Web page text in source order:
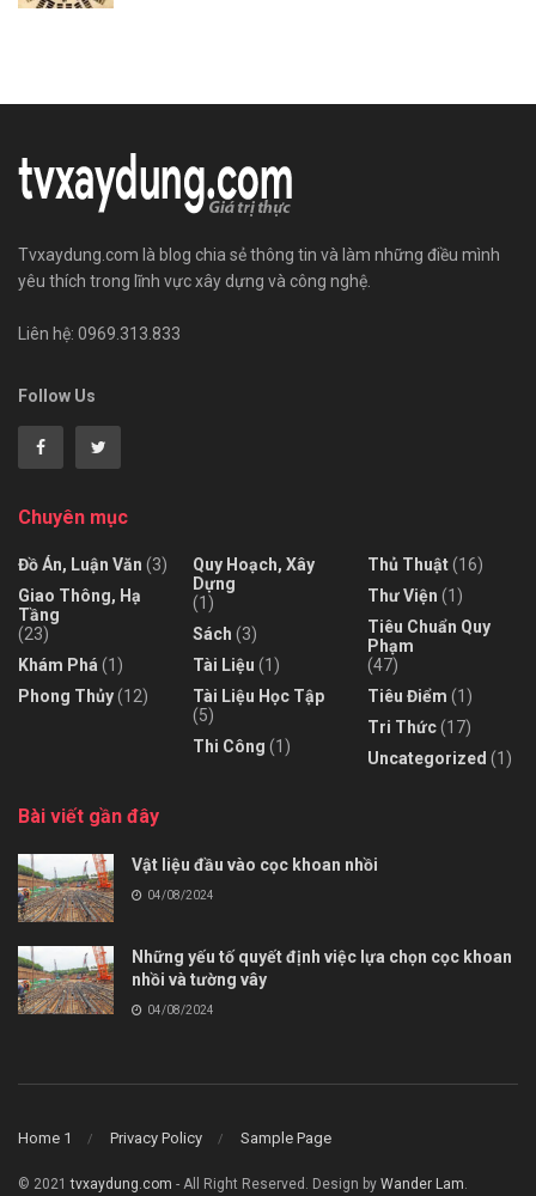
Tvxaydung.com là blog chia sẻ thông tin và làm những điều mình
yêu thích trong lĩnh vực xây dựng và công nghệ.
Liên hệ: 0969.313.833
Follow Us
Chuyên mục
Đồ Án, Luận Văn (3)
Giao Thông, Hạ
Tầng
(23)
Khám Phá (1)
Phong Thủy(12)
Quy Hoạch, Xây
Dựng
(1)
Sách (3)
Tài Liệu (1)
Tài Liệu Học Tập
(5)
Thi Công (1)
Thủ Thuật(16)
Thư Viện (1)
Tiêu Chuẩn Quy
Phạm
(47)
Tiêu Điểm (1)
Tri Thức(17)
Uncategorized (1)
Bài viết gần đây
Vật liệu đầu vào cọc khoan nhồi
04/08/2024
Những yếu tố quyết định việc lựa chọn cọc khoan
nhồi và tường vây
04/08/2024
Home 1 Privacy Policy Sample Page
© 2021tvxaydung.com - All Right Reserved. Design by Wander Lam.